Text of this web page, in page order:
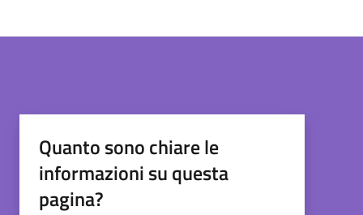
Quanto sono chiare le
informazioni su questa
pagina?